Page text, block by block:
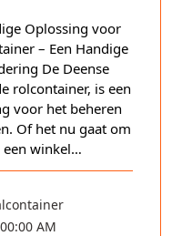
Oplossing voor
– Een Handige
De Deense
rolcontainer, is een
voor het beheren
Of het nu gaat om
een winkel…
AM